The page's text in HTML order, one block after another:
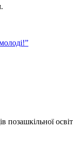
.
позашкільної